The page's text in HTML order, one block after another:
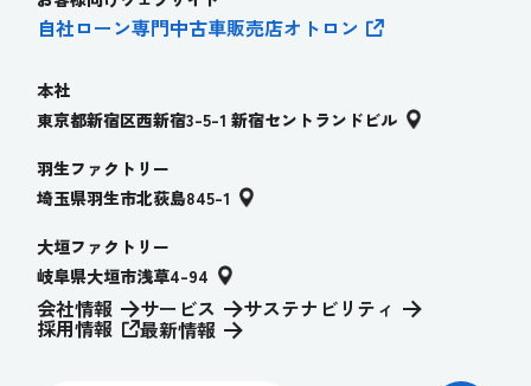
自社ローン専門中古車販売店オトロ ン
本社
東京都新宿区西新宿3-5-1 新宿セントランドビル
羽生ファクトリー
埼玉県羽生市北荻島845-1
大垣ファクトリー
岐阜県大垣市浅草4-94
会社情報 サービス サステナビリティ
採用情報 最新情報